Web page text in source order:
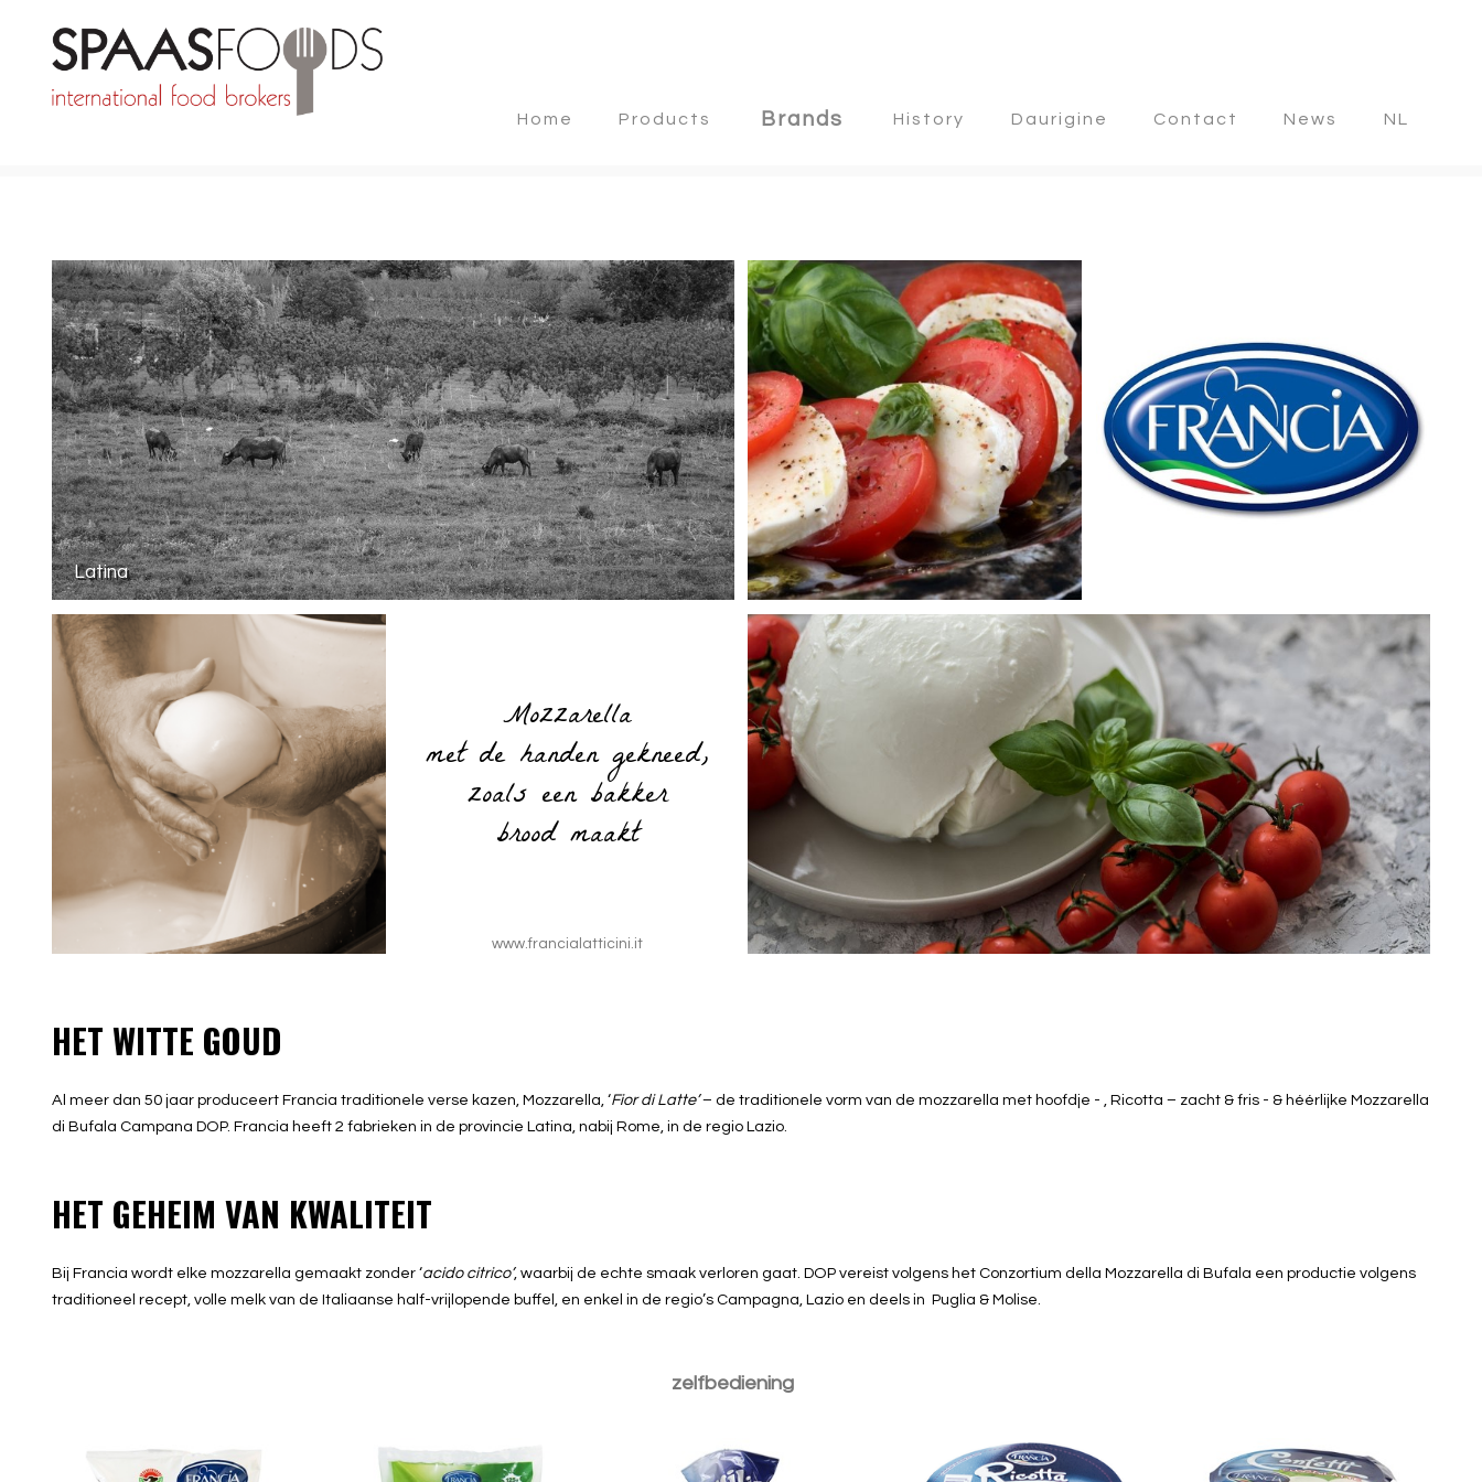
Home Products Brands History Daurigine Contact News NL
Latina
Mozzarella
met de handen gekneed,
zoals een bakker
brood maakt
www.francialatticini.it
HET WITTE GOUD
Al meer dan 50 jaar produceert Francia traditionele verse kazen, Mozzarella, ‘Fior di Latte’– de traditionele vorm van de mozzarella met hoofdje - , Ricotta – zacht & fris - & héérlijke Mozzarella
di Bufala Campana DOP. Francia heeft 2 fabrieken in de provincie Latina, nabij Rome, in de regio Lazio.
HET GEHEIM VAN KWALITEIT
Bij Francia wordt elke mozzarella gemaakt zonder ‘acido citrico’, waarbij de echte smaak verloren gaat. DOP vereist volgens het Conzortium della Mozzarella di Bufala een productie volgens
traditioneel recept, volle melk van de Italiaanse half-vrijlopende buffel, en enkel in de regio’s Campagna, Lazio en deels in Puglia & Molise.
zelfbediening